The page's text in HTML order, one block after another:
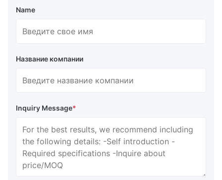
Name
Название компании
Inquiry Message*